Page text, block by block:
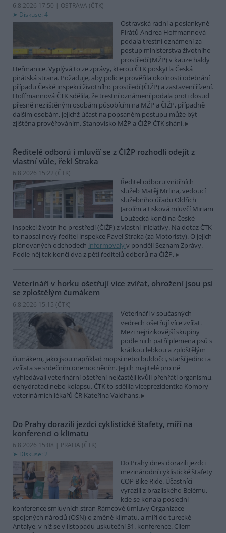
6.8.2026 17:50 | OSTRAVA (ČTK)
Diskuse: 4
Ostravská radní a poslankyně
Pirátů Andrea Hoffmannová
podala trestní oznámení za
postup ministerstva životního
prostředí (MŽP) v kauze haldy
Heřmanice. Vyplývá to ze zprávy, kterou ČTK poskytla Česká
pirátská strana. Požaduje, aby policie prověřila okolnosti odebrání
případu České inspekci životního prostředí (ČIŽP) a zastavení řízení.
Hoffmannová ČTK sdělila, že trestní oznámení podala proti dosud
přesně nezjištěným osobám působícím na MŽP a ČIŽP, případně
dalším osobám, jejichž účast na popsaném postupu může být
zjištěna prověřováním. Stanovisko MŽP a ČIŽP ČTK shání.
Ředitelé odborů i mluvčí se z ČIŽP rozhodli odejít z
vlastní vůle, řekl Straka
6.8.2026 15:22 (ČTK)
Ředitel odboru vnitřních
služeb Matěj Mrlina, vedoucí
služebního úřadu Oldřich
Jarolím a tisková mluvčí Miriam
Loužecká končí na České
inspekci životního prostředí (ČIŽP) z vlastní iniciativy. Na dotaz ČTK
to napsal nový ředitel inspekce Pavel Straka (za Motoristy). O jejich
plánovaných odchodech informovaly v pondělí Seznam Zprávy.
Podle něj tak končí dva z pěti ředitelů odborů na ČIŽP.
Veterináři v horku ošetřují více zvířat, ohrožení jsou psi
se zploštělým čumákem
6.8.2026 15:15 (ČTK)
Veterináři v současných
vedrech ošetřují více zvířat.
Mezi nejrizikovější skupiny
podle nich patří plemena psů s
krátkou lebkou a zploštělým
čumákem, jako jsou například mopsi nebo buldočci, starší jedinci a
zvířata se srdečním onemocněním. Jejich majitelé pro ně
vyhledávají veterinární ošetření nejčastěji kvůli přehřátí organismu,
dehydrataci nebo kolapsu. ČTK to sdělila viceprezidentka Komory
veterinárních lékařů ČR Kateřina Valdhans.
Do Prahy dorazili jezdci cyklistické štafety, míří na
konferenci o klimatu
6.8.2026 15:08 | PRAHA (ČTK)
Diskuse: 2
Do Prahy dnes dorazili jezdci
mezinárodní cyklistické štafety
COP Bike Ride. Účastníci
vyrazili z brazilského Belému,
kde se konala poslední
konference smluvních stran Rámcové úmluvy Organizace
spojených národů (OSN) o změně klimatu, a míří do turecké
Antalye, v níž se v listopadu uskuteční 31. konference. Cílem